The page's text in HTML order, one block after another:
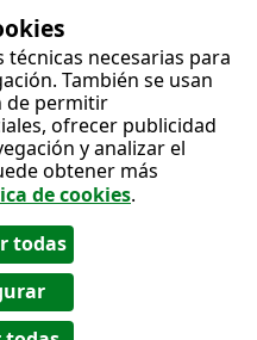
técnicas necesarias para
También se usan
de permitir
ofrecer publicidad
y analizar el
obtener más
de cookies.